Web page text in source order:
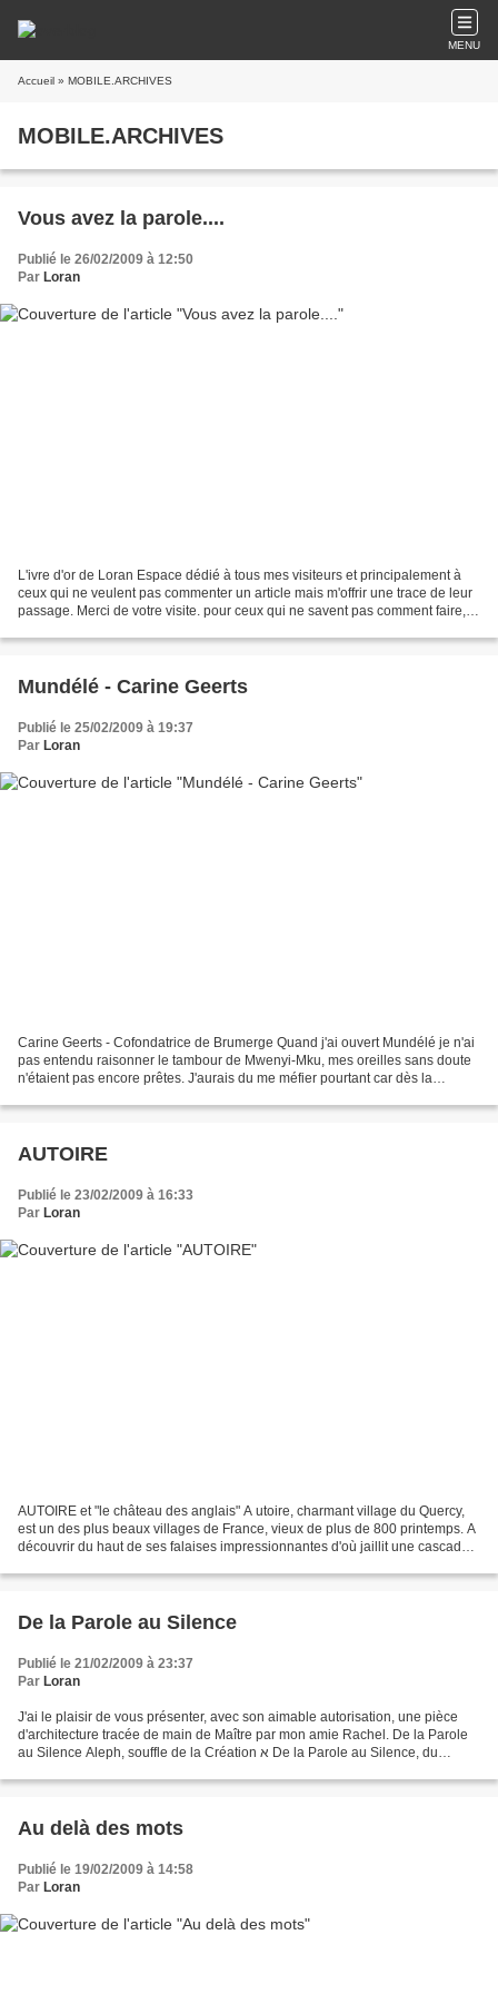
MENU
Accueil » MOBILE.ARCHIVES
MOBILE.ARCHIVES
Vous avez la parole....
Publié le 26/02/2009 à 12:50
Par Loran
L'ivre d'or de Loran Espace dédié à tous mes visiteurs et principalement à
ceux qui ne veulent pas commenter un article mais m'offrir une trace de leur
passage. Merci de votre visite. pour ceux qui ne savent pas comment faire,
Mundélé - Carine Geerts
Publié le 25/02/2009 à 19:37
Par Loran
Carine Geerts - Cofondatrice de Brumerge Quand j'ai ouvert Mundélé je n'ai
pas entendu raisonner le tambour de Mwenyi-Mku, mes oreilles sans doute
n'étaient pas encore prêtes. J'aurais du me méfier pourtant car dès la
AUTOIRE
Publié le 23/02/2009 à 16:33
Par Loran
AUTOIRE et "le château des anglais" A utoire, charmant village du Quercy,
est un des plus beaux villages de France, vieux de plus de 800 printemps. A
découvrir du haut de ses falaises impressionnantes d'où jaillit une cascade
De la Parole au Silence
Publié le 21/02/2009 à 23:37
Par Loran
J'ai le plaisir de vous présenter, avec son aimable autorisation, une pièce
d'architecture tracée de main de Maître par mon amie Rachel. De la Parole
au Silence Aleph, souffle de la Création א De la Parole au Silence, du
Au delà des mots
Publié le 19/02/2009 à 14:58
Par Loran